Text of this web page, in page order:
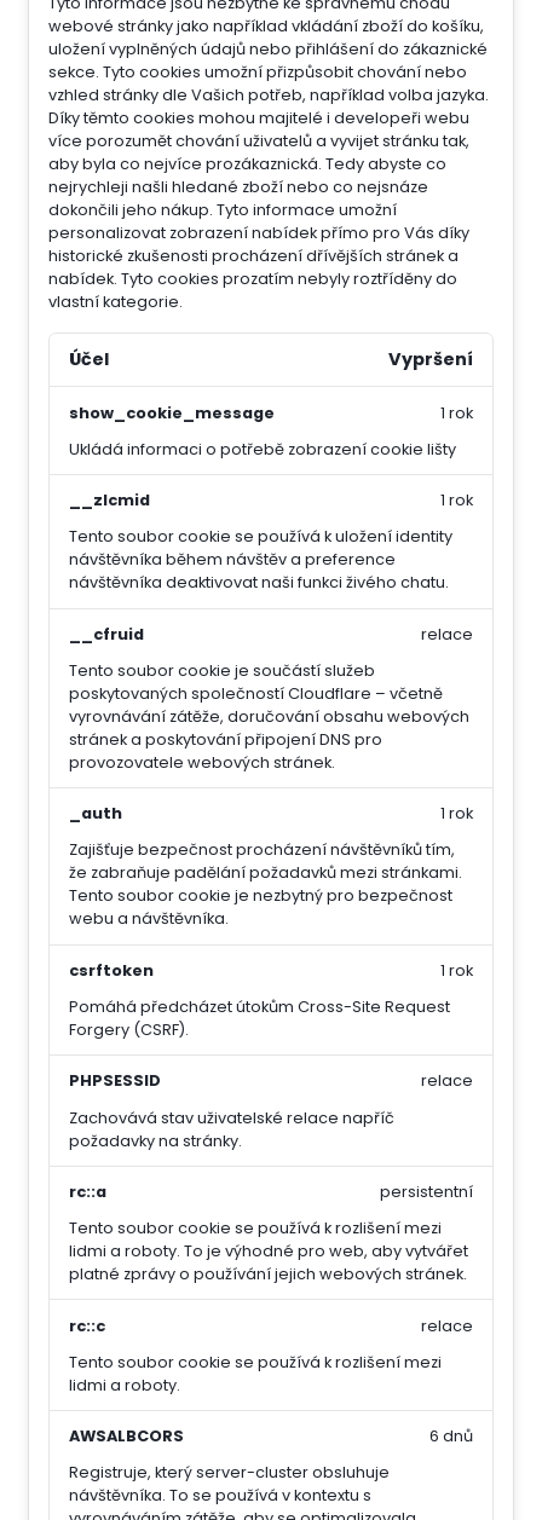
webové stránky jako například vkládání zboží do košíku,
uložení vyplněných údajů nebo přihlášení do zákaznické
sekce. Tyto cookies umožní přizpůsobit chování nebo
vzhled stránky dle Vašich potřeb, například volba jazyka.
Díky těmto cookies mohou majitelé i developeři webu
více porozumět chování uživatelů a vyvijet stránku tak,
aby byla co nejvíce prozákaznická. Tedy abyste co
nejrychleji našli hledané zboží nebo co nejsnáze
dokončili jeho nákup. Tyto informace umožní
personalizovat zobrazení nabídek přímo pro Vás díky
historické zkušenosti procházení dřívějších stránek a
nabídek. Tyto cookies prozatím nebyly roztříděny do
vlastní kategorie.
Účel Vypršení
show_cookie_message
Ukládá informaci o potřebě zobrazení cookie lišty
1 rok
__zlcmid
Tento soubor cookie se používá k uložení identity
návštěvníka během návštěv a preference
návštěvníka deaktivovat naši funkci živého chatu.
1 rok
__cfruid
Tento soubor cookie je součástí služeb
poskytovaných společností Cloudflare – včetně
vyrovnávání zátěže, doručování obsahu webových
stránek a poskytování připojení DNS pro
provozovatele webových stránek.
relace
_auth
Zajišťuje bezpečnost procházení návštěvníků tím,
že zabraňuje padělání požadavků mezi stránkami.
Tento soubor cookie je nezbytný pro bezpečnost
webu a návštěvníka.
1 rok
csrftoken
Pomáhá předcházet útokům Cross-Site Request
Forgery (CSRF).
1 rok
PHPSESSID
Zachovává stav uživatelské relace napříč
požadavky na stránky.
relace
rc::a
Tento soubor cookie se používá k rozlišení mezi
lidmi a roboty. To je výhodné pro web, aby vytvářet
platné zprávy o používání jejich webových stránek.
persistentní
rc::c
Tento soubor cookie se používá k rozlišení mezi
lidmi a roboty.
relace
AWSALBCORS
Registruje, který server-cluster obsluhuje
návštěvníka. To se používá v kontextu s
6 dnů